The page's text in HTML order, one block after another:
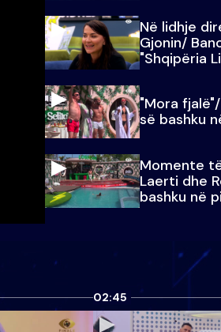
Në lidhje
Gjonin/
"Shqipëria
madhe
"Mora
së bashku
Momente
Laerti dhe
bashku në
02:45